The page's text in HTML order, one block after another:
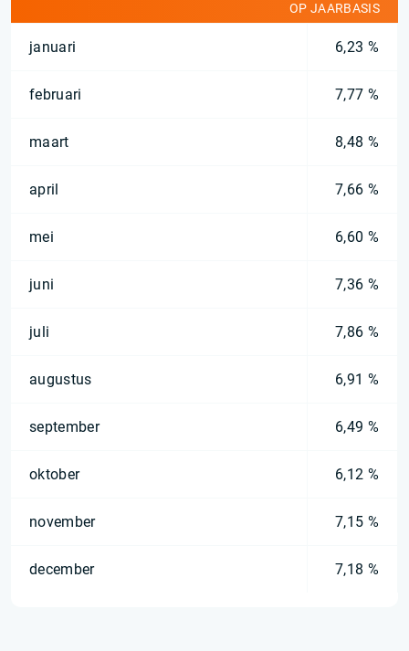
OP JAARBASIS
januari 6,23 %
februari 7,77 %
maart 8,48 %
april 7,66 %
mei 6,60 %
juni 7,36 %
juli 7,86 %
augustus 6,91 %
september 6,49 %
oktober 6,12 %
november 7,15 %
december 7,18 %